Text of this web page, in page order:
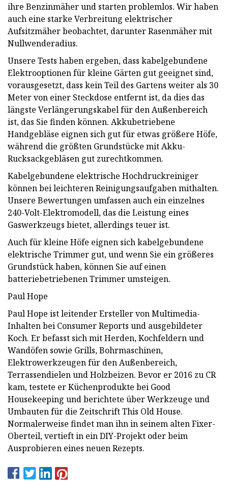
ihre Benzinmäher und starten problemlos. Wir haben
auch eine starke Verbreitung elektrischer
Aufsitzmäher beobachtet, darunter Rasenmäher mit
Nullwenderadius.
Unsere Tests haben ergeben, dass kabelgebundene
Elektrooptionen für kleine Gärten gut geeignet sind,
vorausgesetzt, dass kein Teil des Gartens weiter als 30
Meter von einer Steckdose entfernt ist, da dies das
längste Verlängerungskabel für den Außenbereich
ist, das Sie finden können. Akkubetriebene
Handgebläse eignen sich gut für etwas größere Höfe,
während die größten Grundstücke mit Akku-
Rucksackgebläsen gut zurechtkommen.
Kabelgebundene elektrische Hochdruckreiniger
können bei leichteren Reinigungsaufgaben mithalten.
Unsere Bewertungen umfassen auch ein einzelnes
240-Volt-Elektromodell, das die Leistung eines
Gaswerkzeugs bietet, allerdings teuer ist.
Auch für kleine Höfe eignen sich kabelgebundene
elektrische Trimmer gut, und wenn Sie ein größeres
Grundstück haben, können Sie auf einen
batteriebetriebenen Trimmer umsteigen.
Paul Hope
Paul Hope ist leitender Ersteller von Multimedia-
Inhalten bei Consumer Reports und ausgebildeter
Koch. Er befasst sich mit Herden, Kochfeldern und
Wandöfen sowie Grills, Bohrmaschinen,
Elektrowerkzeugen für den Außenbereich,
Terrassendielen und Holzbeizen. Bevor er 2016 zu CR
kam, testete er Küchenprodukte bei Good
Housekeeping und berichtete über Werkzeuge und
Umbauten für die Zeitschrift This Old House.
Normalerweise findet man ihn in seinem alten Fixer-
Oberteil, vertieft in ein DIY-Projekt oder beim
Ausprobieren eines neuen Rezepts.